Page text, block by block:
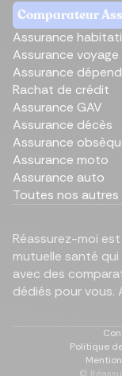
Comparateur
Assurance
Assurance voyage
Assurance
Rachat de crédit
Assurance GAV
Assurance décès
Assurance
Assurance moto
Assurance auto
Toutes nos autres
Réassurez-moi
mutuelle santé
avec des
dédiés pour vous.
Politique